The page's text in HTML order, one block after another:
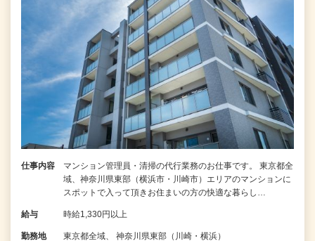
仕事内容
マンション管理員・清掃の代行業務のお仕事です。 東京都全
域、神奈川県東部（横浜市・川崎市）エリアのマンションに
スポットで入って頂きお住まいの方の快適な暮らし…
給与 時給1,330円以上
勤務地 東京都全域、 神奈川県東部（川崎・横浜）